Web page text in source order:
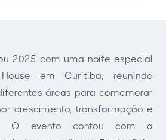
2025 com uma noite especial
em Curitiba, reunindo
áreas para comemorar
crescimento, transformação e
O evento contou com a